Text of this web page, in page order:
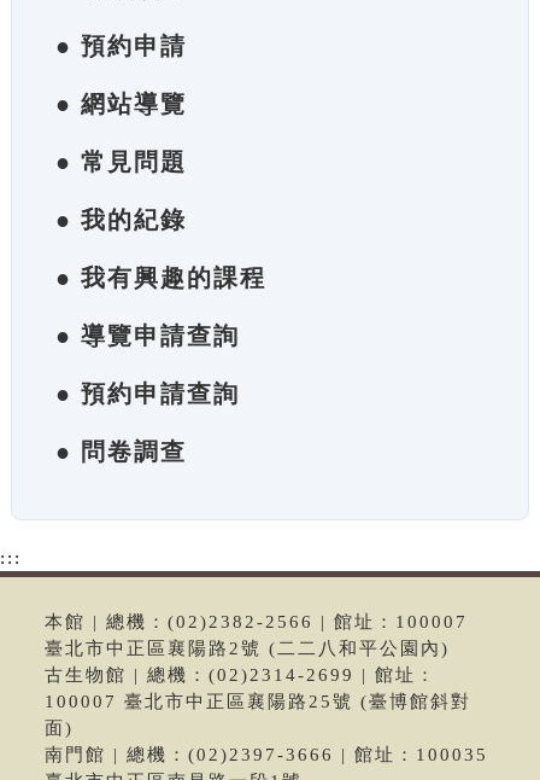
● 預約申請
● 網站導覽
● 常見問題
● 我的紀錄
● 我有興趣的課程
● 導覽申請查詢
● 預約申請查詢
● 問卷調查
:::
本館 | 總機：(02)2382-2566 | 館址：100007
臺北市中正區襄陽路2號 (二二八和平公園內)
古生物館 | 總機：(02)2314-2699 | 館址：
100007 臺北市中正區襄陽路25號 (臺博館斜對
面)
南門館 | 總機：(02)2397-3666 | 館址：100035